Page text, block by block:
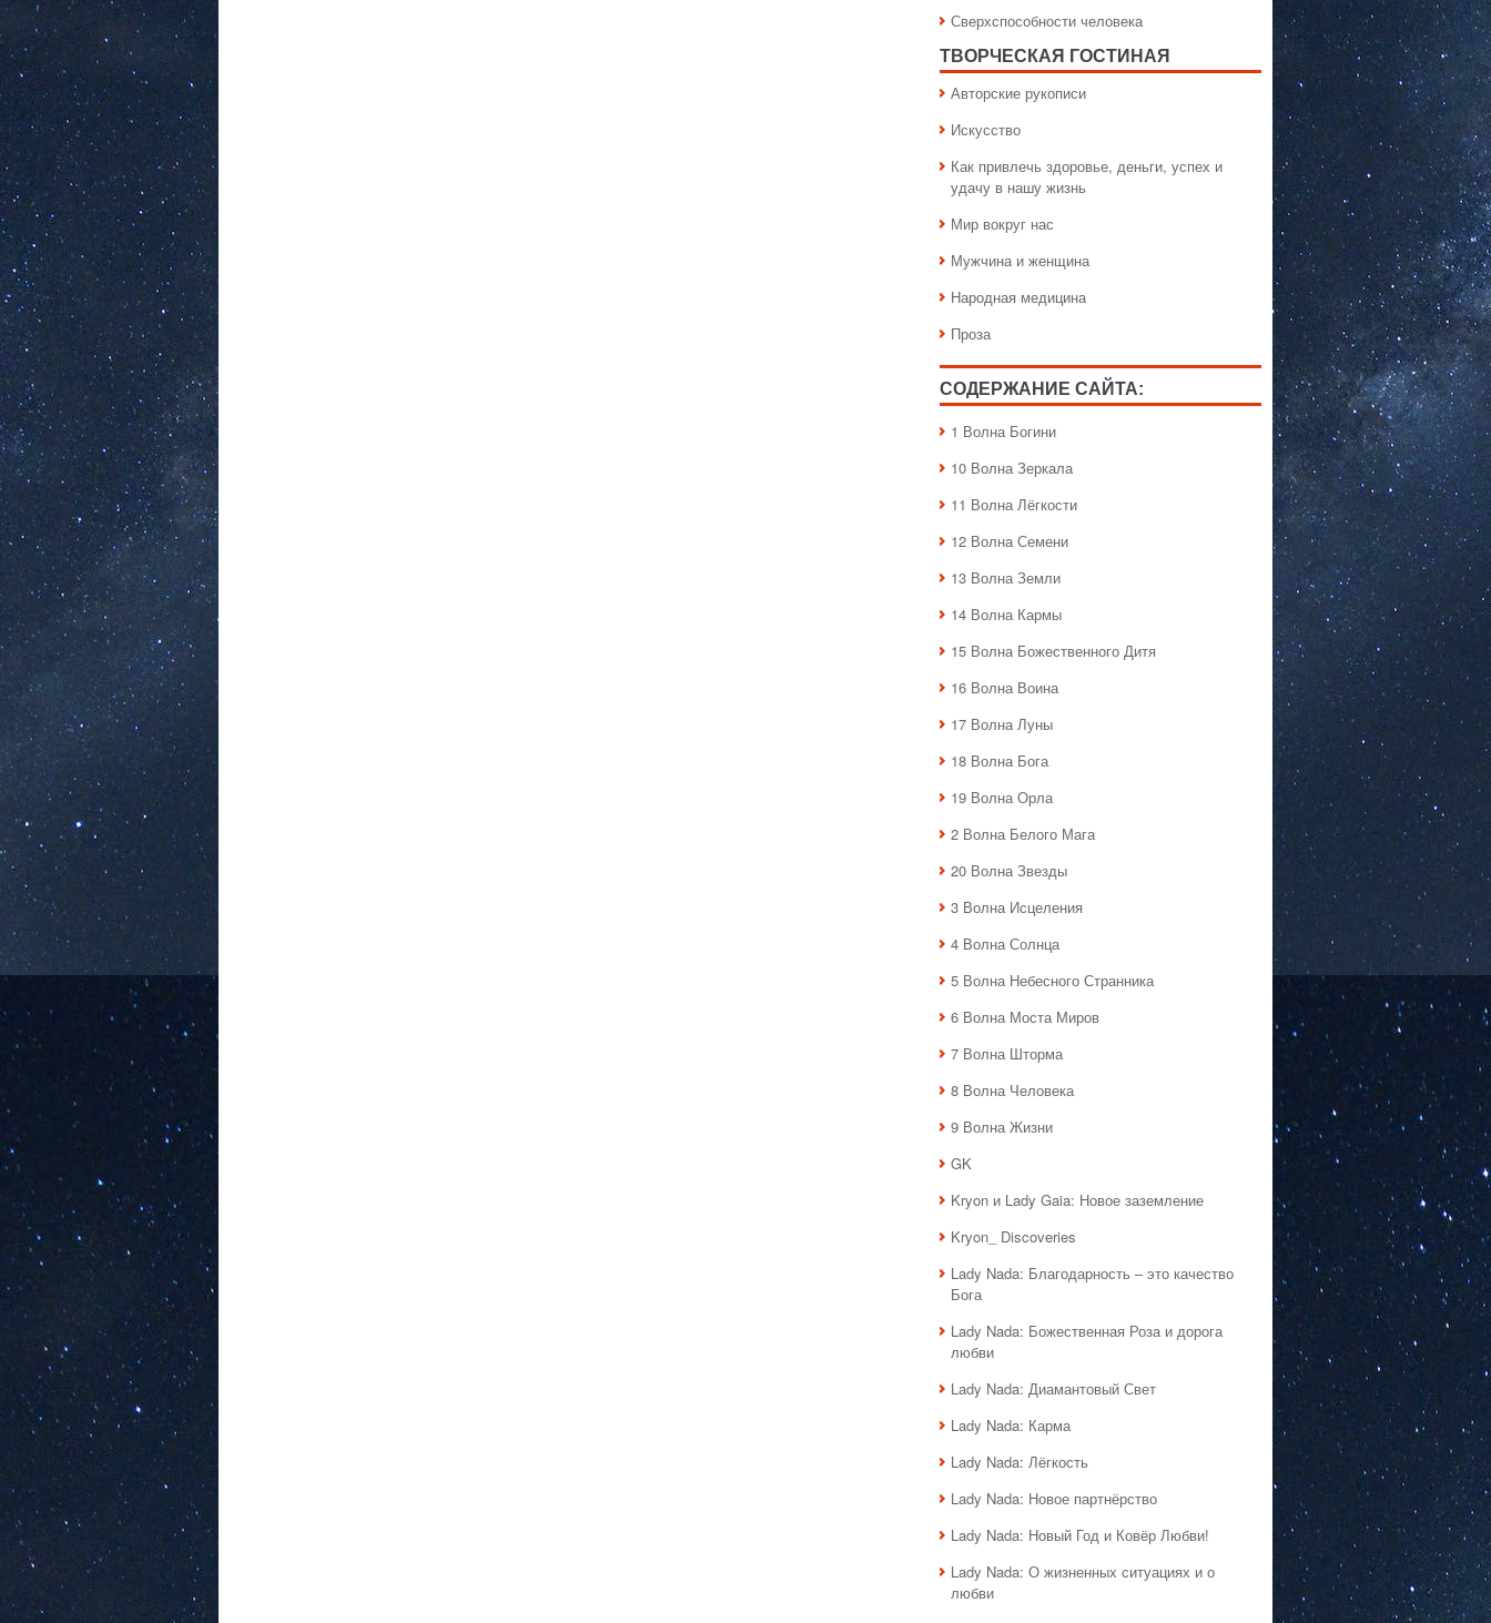
Сверхспособности человека
ТВОРЧЕСКАЯ ГОСТИНАЯ
Авторские рукописи
Искусство
Как привлечь здоровье, деньги, успех и
удачу в нашу жизнь
Мир вокруг нас
Мужчина и женщина
Народная медицина
Проза
СОДЕРЖАНИЕ САЙТА:
1 Волна Богини
10 Волна Зеркала
11 Волна Лёгкости
12 Волна Семени
13 Волна Земли
14 Волна Кармы
15 Волна Божественного Дитя
16 Волна Воина
17 Волна Луны
18 Волна Бога
19 Волна Орла
2 Волна Белого Мага
20 Волна Звезды
3 Волна Исцеления
4 Волна Солнца
5 Волна Небесного Странника
6 Волна Моста Миров
7 Волна Шторма
8 Волна Человека
9 Волна Жизни
GK
Kryon и Lady Gaia: Новое заземление
Kryon_ Discoveries
Lady Nada: Благодарность – это качество
Бога
Lady Nada: Божественная Роза и дорога
любви
Lady Nada: Диамантовый Свет
Lady Nada: Карма
Lady Nada: Лёгкость
Lady Nada: Новое партнёрство
Lady Nada: Новый Год и Ковёр Любви!
Lady Nada: О жизненных ситуациях и о
любви